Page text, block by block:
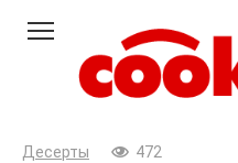
контенту
Десерты 472